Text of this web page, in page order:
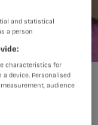
and statistical
a person
characteristics for
device. Personalised
audience